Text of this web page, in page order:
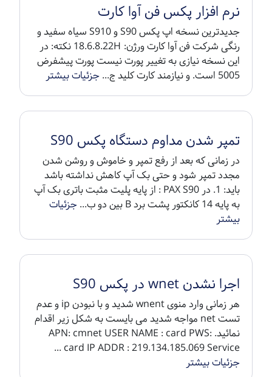
نرم افزار پکس فن آوا کارت
جدیدترین نسخه اپ پکس S90 و S910 سیاه سفید و
رنگی شرکت فن آوا کارت ورژن: 18.6.8.22H نکته: در
این نسخه نیازی به تغییر پورت نیست پورت پیشفرض
5005 است. و نیازمند کارت کلید ج...
جزئیات بیشتر
تمپر شدن مداوم دستگاه پکس S90
در زمانی که بعد از رفع تمپر و خاموش و روشن شدن
مجدد تمپر شود و حتی بک آپ کاهش نداشته باشد
باید: 1. در PAX S90 : از پایه پلیت مثبت باتری بک آپ
به پایه 14 کانکتور پشت برد B بین دو ب...
جزئیات
بیشتر
اجرا نشدن wnet در پکس S90
هر زمانی وارد منوی wnent شدید و با نبودن ip و عدم
تست net مواجه شدید می بایست به شکل زیر اقدام
نمائید. APN: cmnet USER NAME : card PWS:
card IP ADDR : 219.134.185.069 Service ...
جزئیات بیشتر